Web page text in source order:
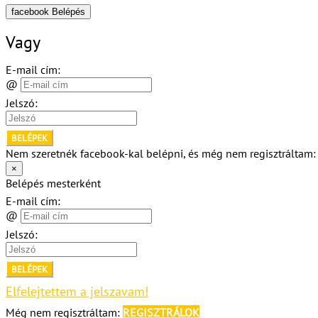
facebook Belépés
Vagy
E-mail cím:
@
Jelszó:
BELÉPEK
Nem szeretnék facebook-kal belépni, és még nem regisztráltam:
×
Belépés mesterként
E-mail cím:
@
Jelszó:
BELÉPEK
Elfelejtettem a jelszavam!
Még nem regisztráltam: REGISZTRÁLOK